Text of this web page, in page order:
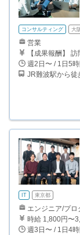
コンサルティング 大
営業
週2日〜 / 1日5
IT 東京都
エンジニア/プロ
時給 1,800円〜
週3日〜 / 1日4